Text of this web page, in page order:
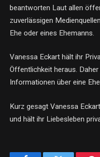
beantworten Laut allen
zuverlässigen
Ehe oder eines Ehemanns.
Vanessa Eckart hält ihr
Öffentlichkeit heraus.
Informationen über eine
Kurz gesagt Vanessa
und hält ihr Liebesleben